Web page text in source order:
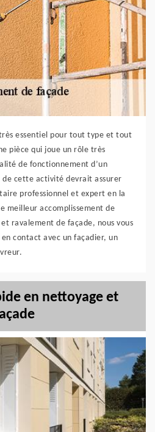
essentiel pour tout type et tout
pièce qui joue un rôle très
de fonctionnement d’un
cette activité devrait assurer
professionnel et expert en la
meilleur accomplissement de
ravalement de façade, nous vous
contact avec un façadier, un
en nettoyage et